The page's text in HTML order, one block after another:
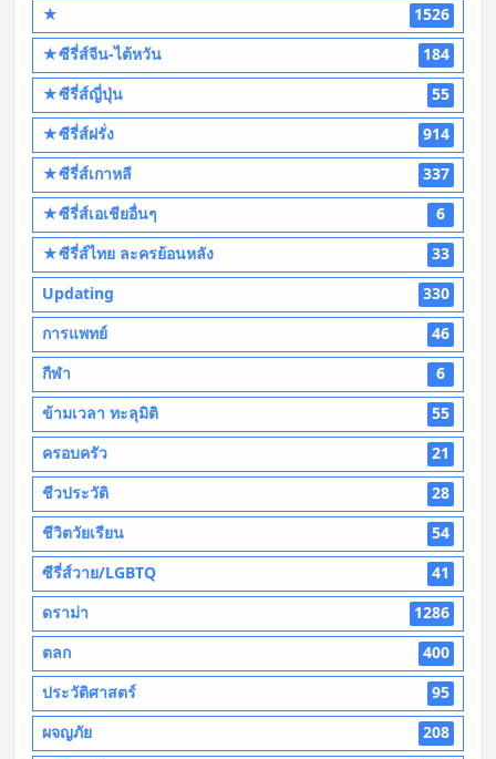
★
1526
★ซีรี่ส์จีน-ไต้หวัน
184
★ซีรี่ส์ญี่ปุ่น
55
★ซีรี่ส์ฝรั่ง
914
★ซีรี่ส์เกาหลี
337
★ซีรี่ส์เอเชียอื่นๆ
6
★ซีรี่ส์ไทย ละครย้อนหลัง
33
Updating
330
การแพทย์
46
กีฬา
6
ข้ามเวลา ทะลุมิติ
55
ครอบครัว
21
ชีวประวัติ
28
ชีวิตวัยเรียน
54
ซีรี่ส์วาย/LGBTQ
41
ดราม่า
1286
ตลก
400
ประวัติศาสตร์
95
ผจญภัย
208